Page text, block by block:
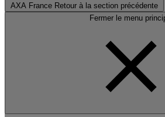
AXA France Retour à la section précédente
Fermer le menu